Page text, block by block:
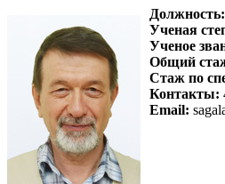
Должность:
Ученая
Ученое
Общий
Стаж по
Контакты:
Email: